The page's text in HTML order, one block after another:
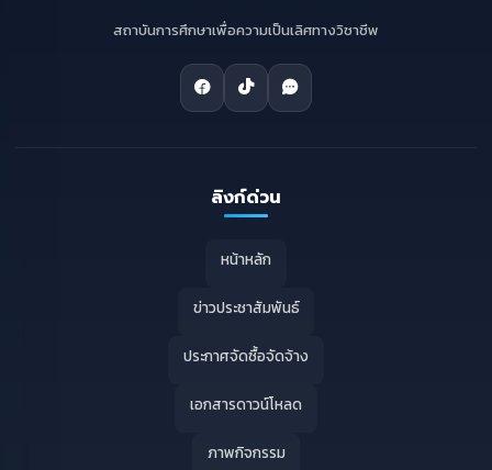
สถาบันการศึกษาเพื่อความเป็นเลิศทางวิชาชีพ
ลิงก์ด่วน
หน้าหลัก
ข่าวประชาสัมพันธ์
ประกาศจัดซื้อจัดจ้าง
เอกสารดาวน์โหลด
ภาพกิจกรรม